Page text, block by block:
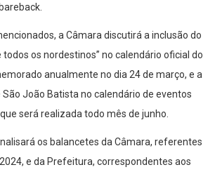
a Câmara discutirá a inclusão do
todos os nordestinos” no calendário oficial do
anualmente no dia 24 de março, e a
São João Batista no calendário de eventos
será realizada todo mês de junho.
os balancetes da Câmara, referentes
e da Prefeitura, correspondentes aos